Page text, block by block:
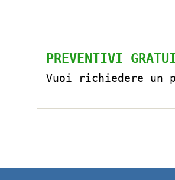
PREVENTIVI
Vuoi richiedere un